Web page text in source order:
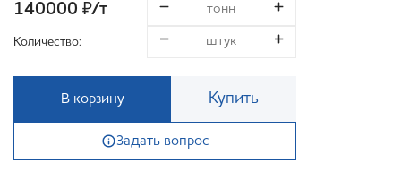
140000 ₽/т
Количество:
В корзину Купить
Задать вопрос